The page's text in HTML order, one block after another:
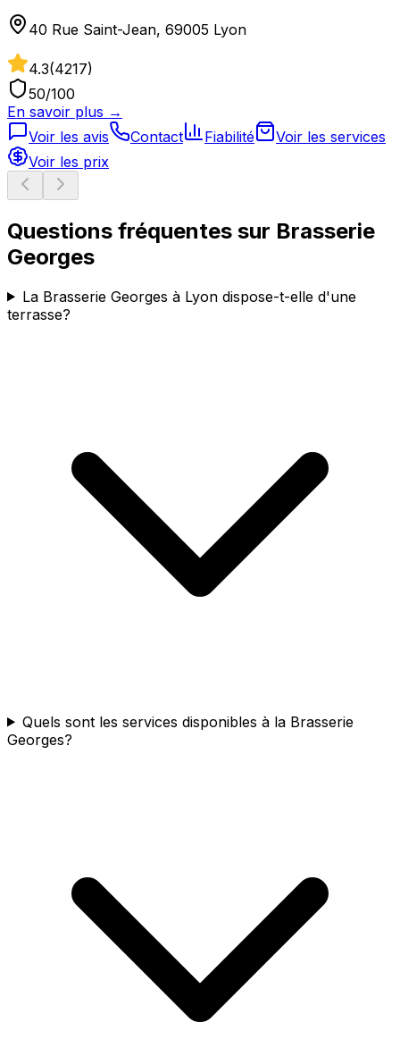
40 Rue Saint-Jean, 69005 Lyon
4.3(4217)
50/100
En savoir plus →
Voir les avis
Contact Fiabilité
Voir les services
Voir les prix
Questions fréquentes sur Brasserie
Georges
La Brasserie Georges à Lyon dispose-t-elle d'une
terrasse?
Quels sont les services disponibles à la Brasserie
Georges?